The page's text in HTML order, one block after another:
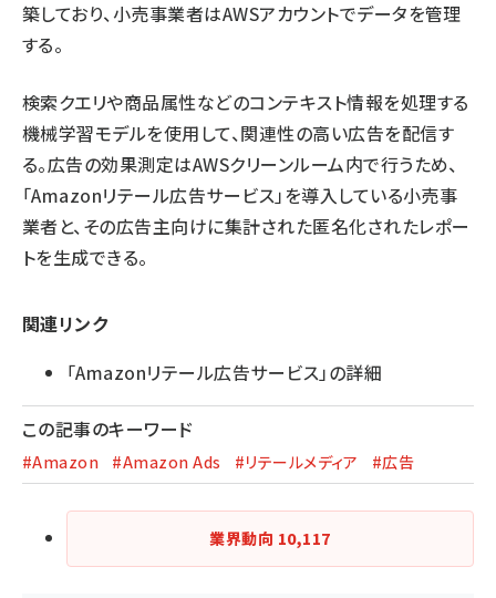
築しており、小売事業者はAWSアカウントでデータを管理
する。
検索クエリや商品属性などのコンテキスト情報を処理する
機械学習モデルを使用して、関連性の高い広告を配信す
る。広告の効果測定はAWSクリーンルーム内で行うため、
「Amazonリテール広告サービス」を導入している小売事
業者と、その広告主向けに集計された匿名化されたレポー
トを生成できる。
関連リンク
「Amazonリテール広告サービス」の詳細
この記事のキーワード
#Amazon #Amazon Ads #リテールメディア #広告
業界動向 10,117